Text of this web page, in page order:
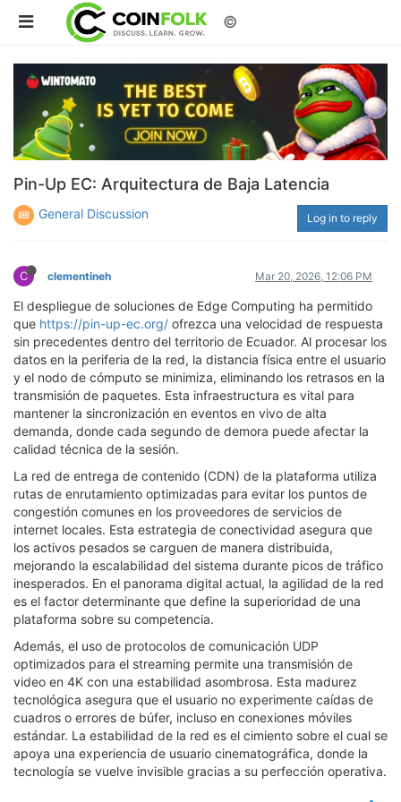
©
Pin-Up EC: Arquitectura de Baja Latencia
General Discussion Log in to reply
C clementineh Mar 20, 2026, 12:06 PM
El despliegue de soluciones de Edge Computing ha permitido
que https://pin-up-ec.org/ ofrezca una velocidad de respuesta
sin precedentes dentro del territorio de Ecuador. Al procesar los
datos en la periferia de la red, la distancia física entre el usuario
y el nodo de cómputo se minimiza, eliminando los retrasos en la
transmisión de paquetes. Esta infraestructura es vital para
mantener la sincronización en eventos en vivo de alta
demanda, donde cada segundo de demora puede afectar la
calidad técnica de la sesión.
La red de entrega de contenido (CDN) de la plataforma utiliza
rutas de enrutamiento optimizadas para evitar los puntos de
congestión comunes en los proveedores de servicios de
internet locales. Esta estrategia de conectividad asegura que
los activos pesados se carguen de manera distribuida,
mejorando la escalabilidad del sistema durante picos de tráfico
inesperados. En el panorama digital actual, la agilidad de la red
es el factor determinante que define la superioridad de una
plataforma sobre su competencia.
Además, el uso de protocolos de comunicación UDP
optimizados para el streaming permite una transmisión de
video en 4K con una estabilidad asombrosa. Esta madurez
tecnológica asegura que el usuario no experimente caídas de
cuadros o errores de búfer, incluso en conexiones móviles
estándar. La estabilidad de la red es el cimiento sobre el cual se
apoya una experiencia de usuario cinematográfica, donde la
tecnología se vuelve invisible gracias a su perfección operativa.